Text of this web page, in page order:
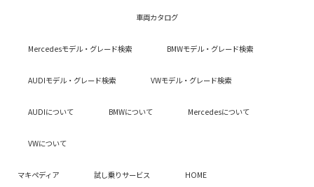
車両カタログ
Mercedesモデル・グレード検索 BMWモデル・グレード検索
AUDIモデル・グレード検索 VWモデル・グレード検索
AUDIについて BMWについて Mercedesについて
VWについて
マキペディア 試し乗りサービス HOME